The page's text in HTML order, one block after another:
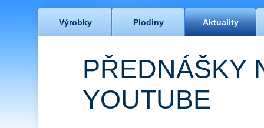
Výrobky Plodiny Aktuality
PŘEDNÁŠKY
YOUTUBE